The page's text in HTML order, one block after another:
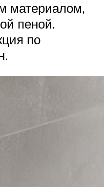
материалом,
пеной.
по